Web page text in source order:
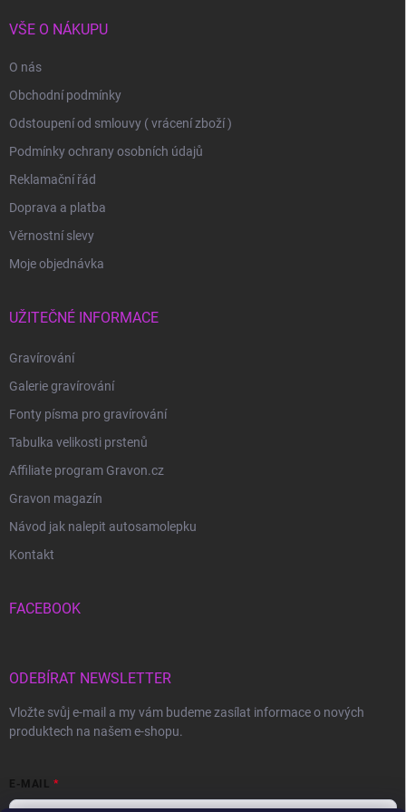
VŠE O NÁKUPU
O nás
Obchodní podmínky
Odstoupení od smlouvy ( vrácení zboží )
Podmínky ochrany osobních údajů
Reklamační řád
Doprava a platba
Věrnostní slevy
Moje objednávka
UŽITEČNÉ INFORMACE
Gravírování
Galerie gravírování
Fonty písma pro gravírování
Tabulka velikosti prstenů
Affiliate program Gravon.cz
Gravon magazín
Návod jak nalepit autosamolepku
Kontakt
FACEBOOK
ODEBÍRAT NEWSLETTER
Vložte svůj e-mail a my vám budeme zasílat informace o nových
produktech na našem e-shopu.
E-MAIL